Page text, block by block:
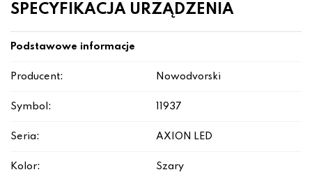
SPECYFIKACJA URZĄDZENIA
Podstawowe informacje
Producent: Nowodvorski
Symbol: 11937
Seria: AXION LED
Kolor: Szary